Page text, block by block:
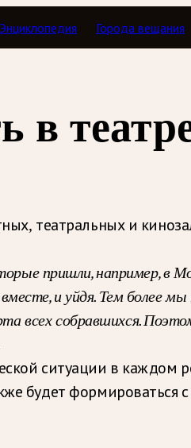
Энциклопедия Города вещания
в
театральных и
пришли, например, в
и уйдя. Тем более мы
всех собравшихся.
ситуации в каждом
будет формироваться